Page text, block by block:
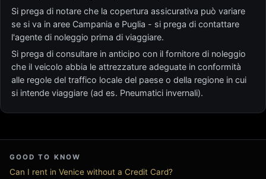
Si prega di notare che la copertura assicurativa può variare
se si va in aree Campania e Puglia - si prega di contattare
l'agente di noleggio prima di viaggiare.
Si prega di consultare in anticipo con il fornitore di noleggio
che il veicolo abbia le attrezzature adeguate in conformità
alle regole del traffico locale del paese o della regione in cui
si intende viaggiare (ad es. Pneumatici invernali).
GOOD TO KNOW
Can I rent in Venice without a Credit Card?